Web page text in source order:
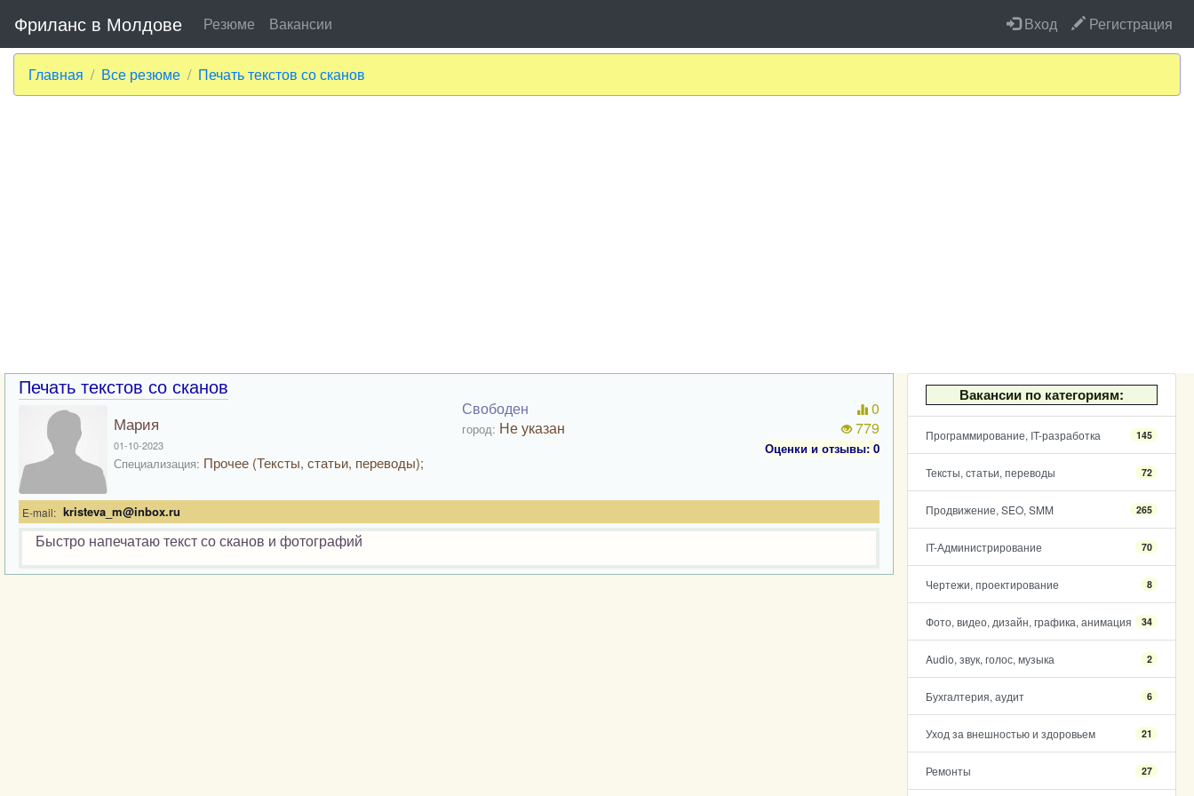
Фриланс в Молдове Резюме Вакансии Вход Регистрация
Главная Все резюме Печать текстов со сканов
Вакансии по категориям:
Программирование, IT-разработка 145
Тексты, статьи, переводы 72
Продвижение, SEO, SMM 265
IT-Администрирование 70
Чертежи, проектирование 8
Фото, видео, дизайн, графика, анимация 34
Audio, звук, голос, музыка 2
Бухгалтерия, аудит 6
Уход за внешностью и здоровьем 21
Ремонты 27
Печать текстов со сканов
Мария
01-10-2023
Специализация: Прочее (Тексты, статьи, переводы);
Свободен
город: Не указан
0
779
Оценки и отзывы: 0
E-mail: kristeva_m@inbox.ru
Быстро напечатаю текст со сканов и фотографий